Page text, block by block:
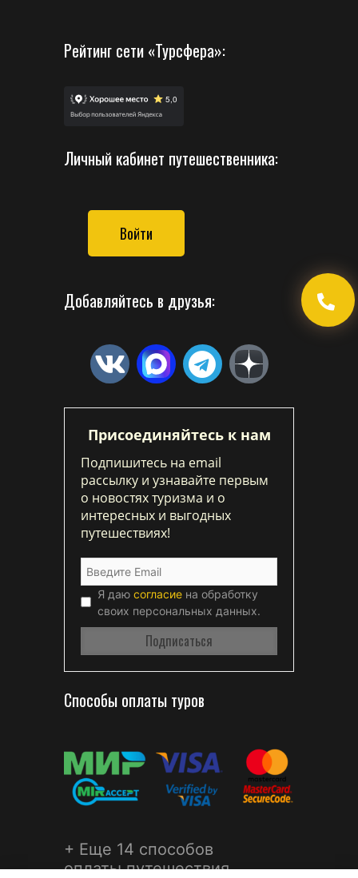
Рейтинг сети «Турсфера»:
Личный кабинет путешественника:
Войти
Добавляйтесь в друзья:
Присоединяйтесь к нам
Подпишитесь на email
рассылку и узнавайте первым
о новостях туризма и о
интересных и выгодных
путешествиях!
Я даю согласие на обработку
своих персональных данных.
Способы оплаты туров
+ Еще 14 способов
оплаты путешествия